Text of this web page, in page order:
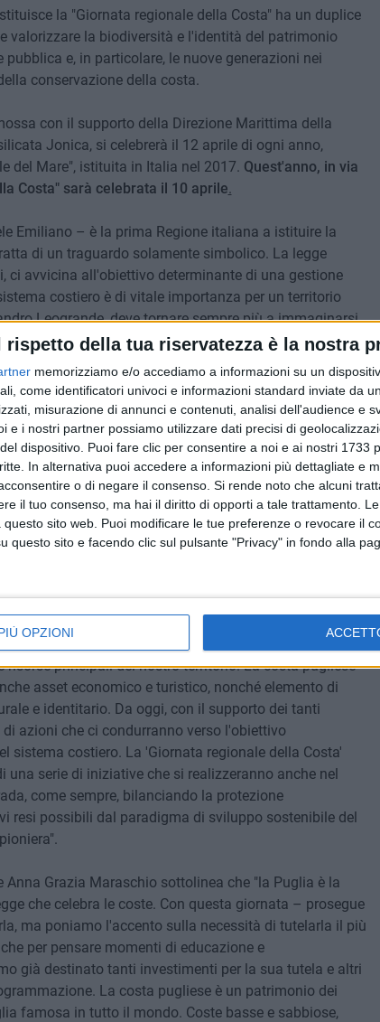
rispetto della tua riservatezza è la nostra
memorizziamo e/o accediamo a informazioni su un
come identificatori univoci e informazioni standard inviate da
misurazione di annunci e contenuti, analisi dell'audience e
e i nostri partner possiamo utilizzare dati precisi di
dispositivo. Puoi fare clic per consentire a noi e ai nostri 1733
In alternativa puoi accedere a informazioni più dettagliate e
o di negare il consenso. Si rende noto che alcuni
il tuo consenso, ma hai il diritto di opporti a tale trattamento.
sito web. Puoi modificare le tue preferenze o revocare il
questo sito e facendo clic sul pulsante "Privacy" in fondo alla
OPZIONI
la "Giornata regionale della Costa" ha un duplice
valorizzare la biodiversità e l'identità del patrimonio
e, in particolare, le nuove generazioni nei
conservazione della costa.
con il supporto della Direzione Marittima della
Jonica, si celebrerà il 12 aprile di ogni anno,
del Mare", istituita in Italia nel 2017. Quest'anno, in via
Costa" sarà celebrata il 10 aprile.
Emiliano – è la prima Regione italiana a istituire la
di un traguardo solamente simbolico. La legge
ci avvicina all'obiettivo determinante di una gestione
costiero è di vitale importanza per un territorio
Leogrande, deve tornare sempre più a immaginarsi
anche e soprattutto come una regionedi mare. Una
e marino al centro dei propri progetti di vita e di
e culturale".
promozione di stili di vita, turismo e impresa
davanti e che – conclude Emiliano – sono certo
costiere, delle associazioni di cittadini, delle
e culturali, dei Comuni, del Corpo delle
Marina Militare, della Guardia di Finanza e di tutti i
costiero".
confronti della protezione, della cura e della
il vicepresidente della Giunta regionale e assessore al
un momento di significativa concretizzazione.
ci consente di avviare un'azione di sistema per
risorse principali del nostro territorio. La costa pugliese
asset economico e turistico, nonché elemento di
e identitario. Da oggi, con il supporto dei tanti
azioni che ci condurranno verso l'obiettivo
sistema costiero. La 'Giornata regionale della Costa'
una serie di iniziative che si realizzeranno anche nel
come sempre, bilanciando la protezione
resi possibili dal paradigma di sviluppo sostenibile del
Grazia Maraschio sottolinea che "la Puglia è la
che celebra le coste. Con questa giornata – prosegue
ma poniamo l'accento sulla necessità di tutelarla il più
per pensare momenti di educazione e
già destinato tanti investimenti per la sua tutela e altri
La costa pugliese è un patrimonio dei
famosa in tutto il mondo. Coste basse e sabbiose,